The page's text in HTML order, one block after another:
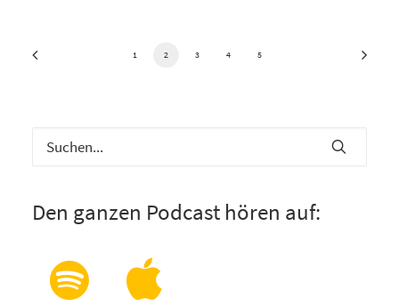
1 2 3 4 5
Den ganzen Podcast hören auf: